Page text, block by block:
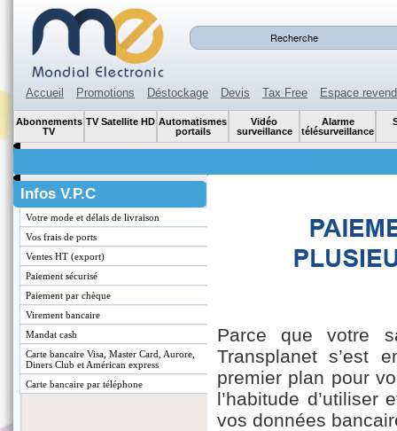
Accueil Promotions Déstockage Devis Tax Free Espace
Abonnements
TV
TV Satellite HD Automatismes
portails
Vidéo
surveillance
Alarme
télésurveillance
Infos V.P.C
Votre mode et délais de livraison
Vos frais de ports
Ventes HT (export)
Paiement sécurisé
Paiement par chèque
Virement bancaire
Mandat cash
Carte bancaire Visa, Master Card, Aurore,
Diners Club et Américan express
Carte bancaire par téléphone
Parce que votre
Transplanet s’est
premier plan pour
l’habitude
vos données